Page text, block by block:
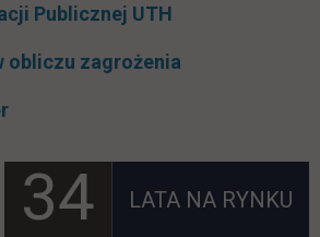
Publicznej UTH
obliczu zagrożenia
34 LATA NA RYNKU